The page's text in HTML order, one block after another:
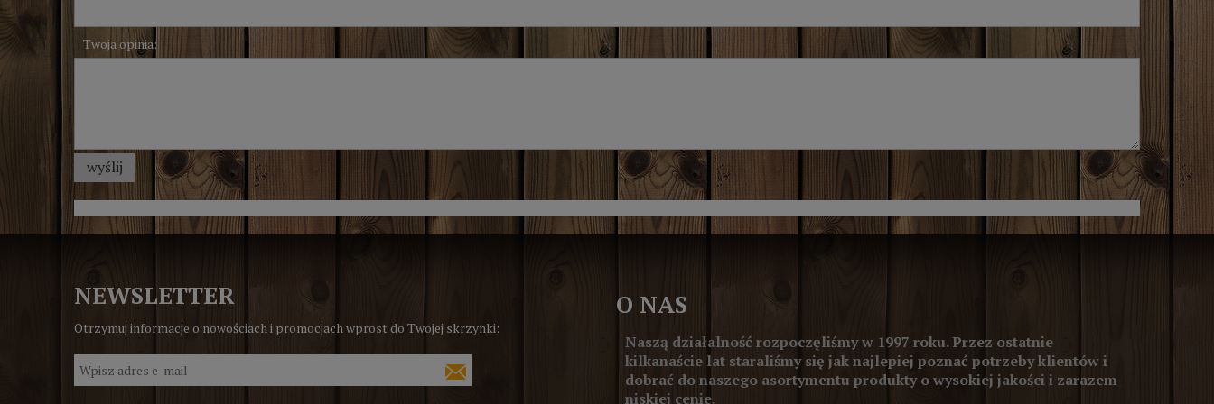
Twoja opinia:
wyślij
NEWSLETTER
Otrzymuj informacje o nowościach i promocjach wprost do Twojej skrzynki:
O NAS
Naszą działalność rozpoczęliśmy w 1997 roku. Przez ostatnie
kilkanaście lat staraliśmy się jak najlepiej poznać potrzeby klientów i
dobrać do naszego asortymentu produkty o wysokiej jakości i zarazem
niskiej cenie.